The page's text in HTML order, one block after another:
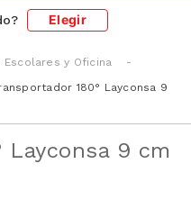
Elegir
Escolares y Oficina
180° Layconsa 9
Layconsa 9 cm